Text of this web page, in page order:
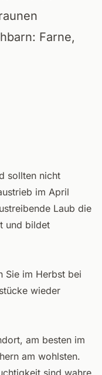
Farne,
sollten nicht
im April
Laub die
und bildet
Sie im Herbst bei
wieder
am besten im
am wohlsten.
sind wahre